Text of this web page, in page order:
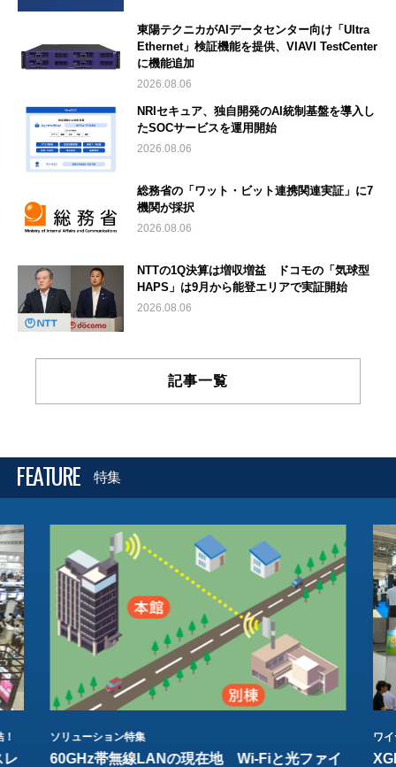
東陽テクニカがAIデータセンター向け「Ultra
Ethernet」検証機能を提供、VIAVI TestCenter
に機能追加
2026.08.06
NRIセキュア、独自開発のAI統制基盤を導入し
たSOCサービスを運用開始
2026.08.06
総務省の「ワット・ビット連携関連実証」に7
機関が採択
2026.08.06
NTTの1Q決算は増収増益 ドコモの「気球型
HAPS」は9月から能登エリアで実証開始
2026.08.06
記事一覧
FEATURE 特集
レ
ソリューション特集
60GHz帯無線LANの現在地 Wi-Fiと光ファイ
ワ